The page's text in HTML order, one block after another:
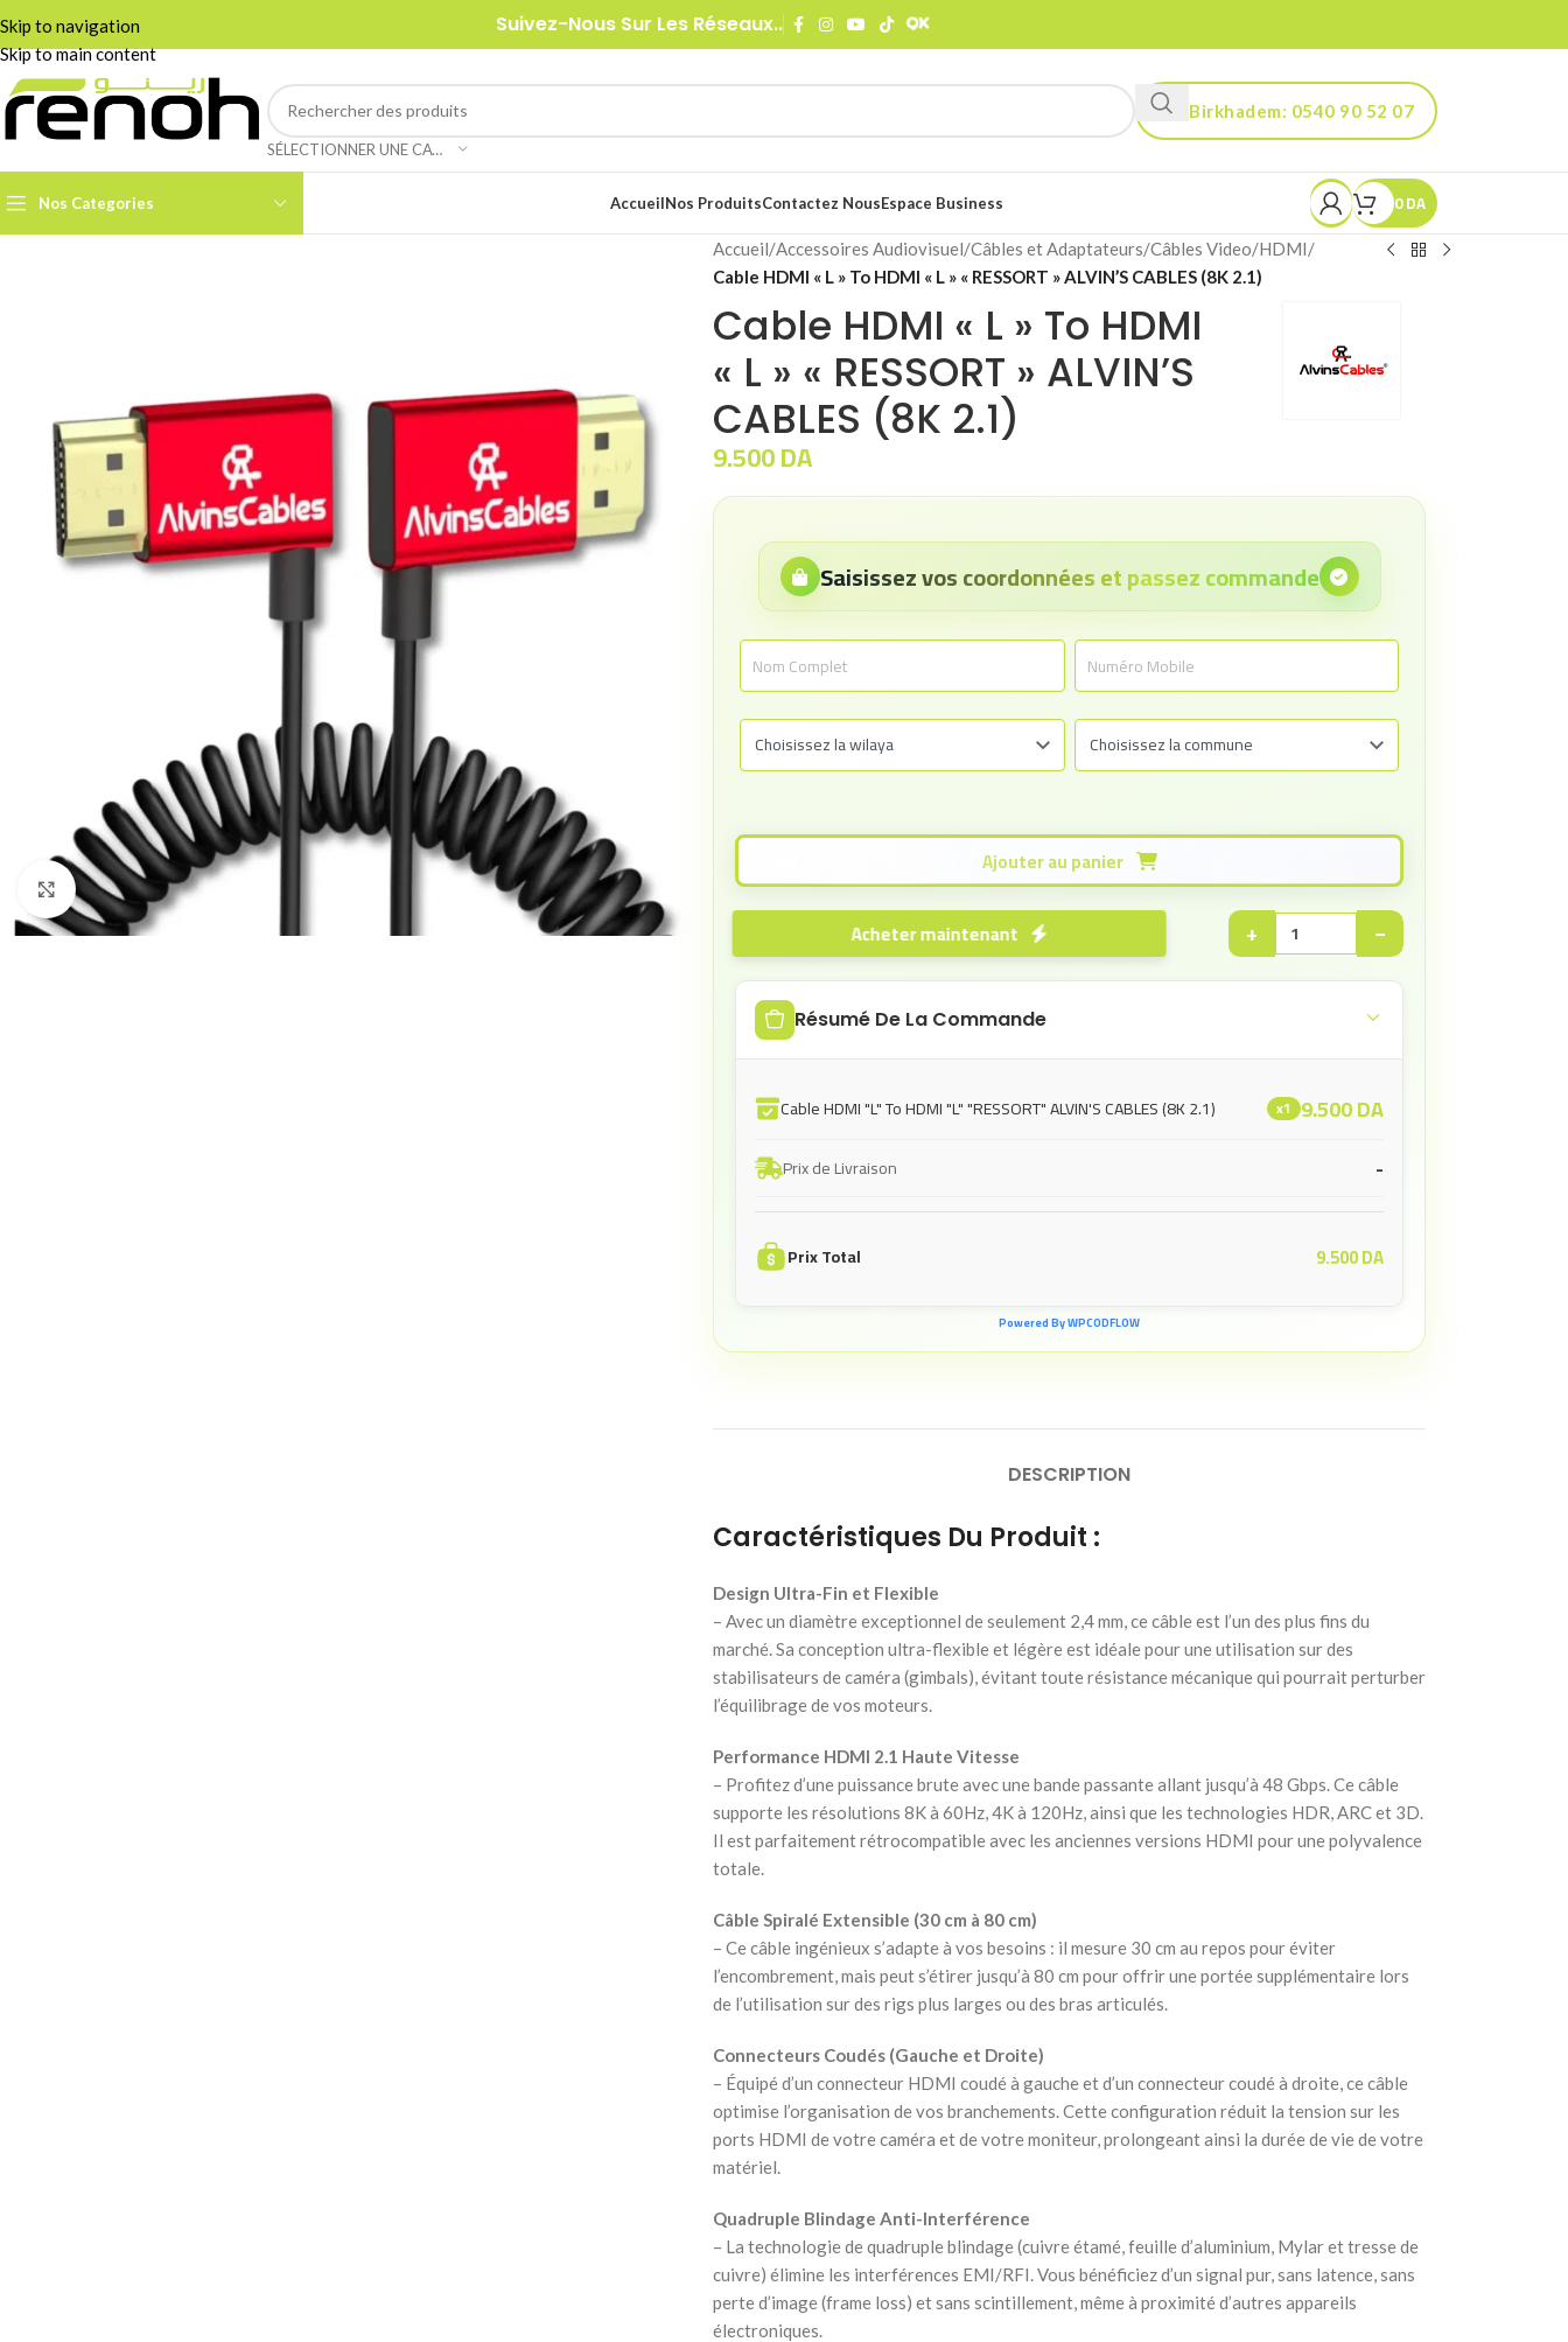
Skip to navigation
Skip to main content
Suivez-Nous Sur Les Réseaux..
SÉLECTIONNER UNE CATÉGORIE
Birkhadem: 0540 90 52 07
Kouba: 0560 90 52 03
Nos Categories
Adaptateurs &
Convertisseurs
Câbles Data & Réseau
Câbles Video
Cages & Grips Smartphone
Cartes de Capture Audio /
Vidéo
AccueilNos ProduitsContactez NousEspace Business 0DA
Click to enlarge
Accueil/Accessoires Audiovisuel/Câbles et Adaptateurs/Câbles Video/HDMI/
Cable HDMI « L » To HDMI « L » « RESSORT » ALVIN’S CABLES (8K 2.1)
Cable HDMI « L » To HDMI
« L » « RESSORT » ALVIN’S
CABLES (8K 2.1)
9.500DA
Saisissez vos coordonnées et passez commande
Ajouter au panier
−
+
Résumé De La Commande
Cable HDMI "L" To HDMI "L" "RESSORT" ALVIN'S CABLES (8K 2.1) x1 9.500DA
Prix de Livraison -
Prix Total 9.500DA
Powered By WPCODFLOW
DESCRIPTION
Caractéristiques Du Produit :
Design Ultra-Fin et Flexible
– Avec un diamètre exceptionnel de seulement 2,4 mm, ce câble est l’un des plus fins du
marché. Sa conception ultra-flexible et légère est idéale pour une utilisation sur des
stabilisateurs de caméra (gimbals), évitant toute résistance mécanique qui pourrait perturber
l’équilibrage de vos moteurs.
Performance HDMI 2.1 Haute Vitesse
– Profitez d’une puissance brute avec une bande passante allant jusqu’à 48 Gbps. Ce câble
supporte les résolutions 8K à 60Hz, 4K à 120Hz, ainsi que les technologies HDR, ARC et 3D.
Il est parfaitement rétrocompatible avec les anciennes versions HDMI pour une polyvalence
totale.
Câble Spiralé Extensible (30 cm à 80 cm)
– Ce câble ingénieux s’adapte à vos besoins : il mesure 30 cm au repos pour éviter
l’encombrement, mais peut s’étirer jusqu’à 80 cm pour offrir une portée supplémentaire lors
de l’utilisation sur des rigs plus larges ou des bras articulés.
Connecteurs Coudés (Gauche et Droite)
– Équipé d’un connecteur HDMI coudé à gauche et d’un connecteur coudé à droite, ce câble
optimise l’organisation de vos branchements. Cette configuration réduit la tension sur les
ports HDMI de votre caméra et de votre moniteur, prolongeant ainsi la durée de vie de votre
matériel.
Quadruple Blindage Anti-Interférence
– La technologie de quadruple blindage (cuivre étamé, feuille d’aluminium, Mylar et tresse de
cuivre) élimine les interférences EMI/RFI. Vous bénéficiez d’un signal pur, sans latence, sans
perte d’image (frame loss) et sans scintillement, même à proximité d’autres appareils
électroniques.